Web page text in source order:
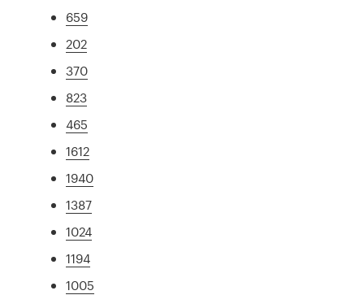
659
202
370
823
465
1612
1940
1387
1024
1194
1005